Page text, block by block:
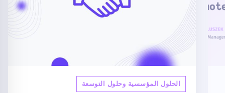
الحلول المؤسسية وحلول التوسعة